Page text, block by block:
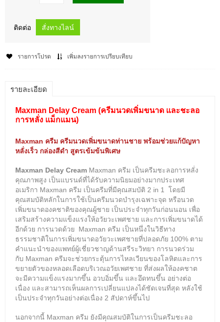
ติดต่อ
รายการโปรด เพิ่มลงรายการเปรียบเทียบ
รายละเอียด
Maxman Delay Cream (ครีมนวดเพิ่มขนาด และชะลอ
การหลั่ง แม็กแมน)
Maxman ครีม ครีมนวดเพิ่มขนาดท่านชาย พร้อมช่วยแก้ปัญหา
หลั่งเร็ว กล่องสีดำ สูตรเข้มข้นพิเศษ
Maxman Delay Cream Maxman ครีม เป็นครีมชะลอการหลั่ง
คุณภาพสูง เป็นแบรนด์ที่ได้รับความนิยมอย่างมากประเทศ
อเมริกา Maxman ครีม เป็นครีมที่มีคุณสมบัติ 2 in 1 โดยมี
คุณสมบัติหลักในการใช้เป็นครีมนวดบำรุงเฉพาะจุด หรือนวด
เพิ่มขนาดองคชาติของคุณผู้ชาย เป็นประจำทุกวันก่อนนอน เพื่อ
เสริมสร้างความแข็งแรงให้อวัยวะเพศชาย และการเพิ่มขนาดได้
อีกด้วย การนวดด้วย Maxman ครีม เป็นหนึ่งในวิธีทาง
ธรรมชาติในการเพิ่มขนาดอวัยวะเพศชายที่ปลอดภัย 100% ตาม
คำแนะนำของแพทย์ผู้เชี่ยวชาญด้านสรีระวิทยา การนวดร่วม
กับ Maxman ครีมจะช่วยกระตุ้นการไหลเวียนของโลหิตและการ
ขยายตัวของหลอดเลือดบริเวณอวัยเพศชาย ที่ส่งผลให้องคชาต
จะมีความแข็งแรงมากขึ้น อวบอิ่มขึ้น และอึดทนขึ้น อย่างต่อ
เนื่อง และสามารถเห็นผลการเปลี่ยนแปลงได้ชัดเจนที่สุด หลังใช้
เป็นประจำทุกวันอย่างต่อเนื่อง 2 สัปดาห์ขึ้นไป
นอกจากนี้ Maxman ครีม ยังมีคุณสมบัติในการเป็นครีมชะลอ